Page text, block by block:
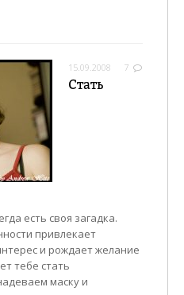
15.09.2008 7
Стать
есть своя загадка.
привлекает
и рождает желание
тебе стать
маску и